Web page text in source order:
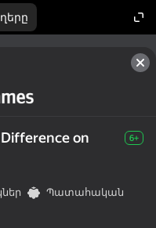
on
6+
Պատահական